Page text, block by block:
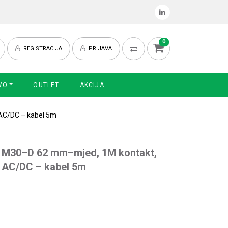
REGISTRACIJA PRIJAVA
0
OUTLET AKCIJA
DC – kabel 5m
62 mm–mjed, 1M kontakt,
DC – kabel 5m